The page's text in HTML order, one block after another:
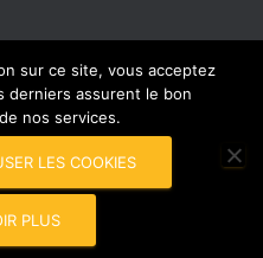
MENTIONS LÉGALES
sur ce site, vous acceptez
derniers assurent le bon
nos services.
LES COOKIES
PLUS